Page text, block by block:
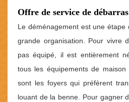
Offre de service de
Le déménagement est une
grande organisation. Pour vivre
pas équipé, il est entièrement
tous les équipements de
sont les foyers qui préfèrent
louant de la benne. Pour gagner